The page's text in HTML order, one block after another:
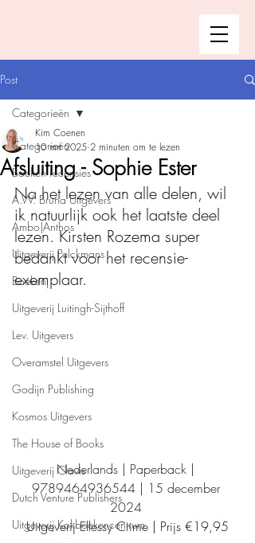
Post
Categorieën
Boeken recensies
A.W. Bruna Uitgevers
Ambo|Anthos
Uitgeverij Pelckmans
Boekerij
Uitgeverij Luitingh-Sijthoff
Lev. Uitgevers
Overamstel Uitgevers
Godijn Publishing
Kosmos Uitgevers
The House of Books
Uitgeverij Clavis
Dutch Venture Publishers
Uitgeverij Kokboekencentrum
Categorieën
Afsluiting - Sophie Ester
Kim Coenen
10 mrt 2025 2 minuten om te lezen
Na het lezen van alle delen, wil
ik natuurlijk ook het laatste deel
lezen. Kirsten Rozema super
bedankt voor het recensie-
exemplaar.
Nederlands | Paperback |
9789464936544 | 15 december
2024
Uitgeverij Ellessy Crime | Prijs €19,95